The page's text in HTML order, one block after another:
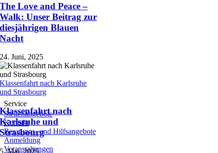
The Love and Peace –
Walk: Unser Beitrag zur
diesjährigen Blauen
Nacht
24. Juni, 2025
Klassenfahrt nach Karlsruhe
und Strasbourg
Klassenfahrt nach
Karlsruhe und
Strasbourg
5. Mai, 2025
Service
Stellenangebote
Kontakt
Beratungs- und Hilfsangebote
Anmeldung
Veranstaltungen